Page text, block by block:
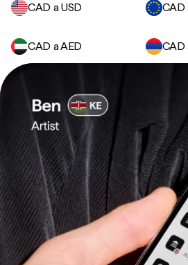
CAD a USD
CAD
CAD a AED CAD